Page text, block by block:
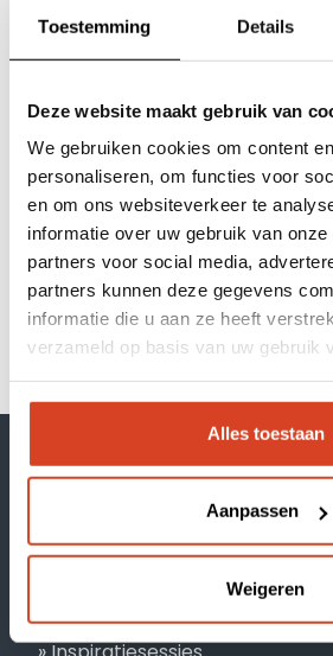
Toestemming Details
Deze website maakt gebruik van
We gebruiken cookies om content
personaliseren, om functies voor
en om ons websiteverkeer te
informatie over uw gebruik van
partners voor social media,
partners kunnen deze gegevens
informatie die u aan ze heeft
verzameld op basis van uw gebruik
Alles toestaan
Aanpassen
Weigeren
Onze
Over Klop |
Support
Webshop
websites kunnen worden
gebruikerservaringen
apparaat opslaan als ze strikt
voor het gebruik van de site.
soorten cookies hebben we
nodig. Deze website maakt
verschillende soorten cookies.
worden geplaatst door
op onze pagina’s worden
Uw toestemming geldt voor de
gebieden: kloppro.nl